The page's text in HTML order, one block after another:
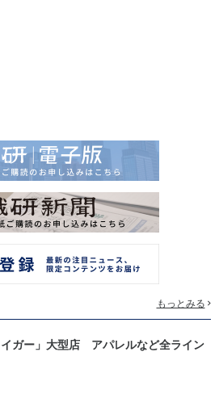
もっとみる
ガー」大型店 アパレルなど全ライン